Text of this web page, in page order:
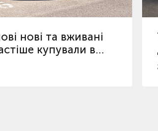
нові та вживані
купували в